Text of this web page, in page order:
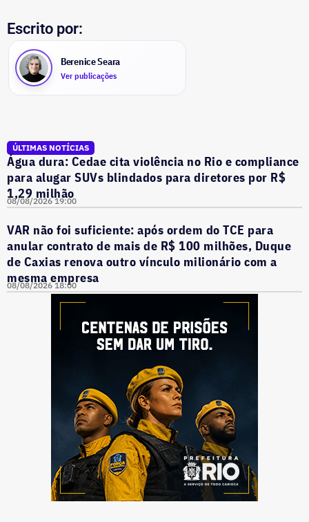
Escrito por:
Berenice Seara
Ver publicações
ÚLTIMAS NOTÍCIAS
Água dura: Cedae cita violência no Rio e compliance
para alugar SUVs blindados para diretores por R$
1,29 milhão
08/08/2026 19:00
VAR não foi suficiente: após ordem do TCE para
anular contrato de mais de R$ 100 milhões, Duque
de Caxias renova outro vínculo milionário com a
mesma empresa
08/08/2026 18:00